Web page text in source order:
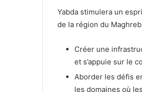
Yabda stimulera un
de la région du
Créer une
et s’appuie sur le
Aborder les défis
les domaines où